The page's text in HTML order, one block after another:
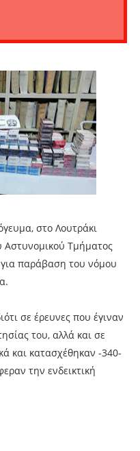
στο Λουτράκι
Αστυνομικού Τμήματος
παράβαση του νόμου
σε έρευνες που έγιναν
του, αλλά και σε
και κατασχέθηκαν -340-
την ενδεικτική